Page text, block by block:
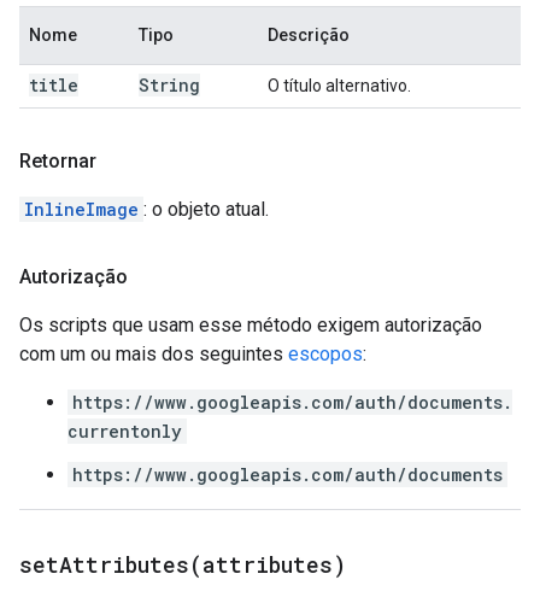
Nome Tipo Descrição
title String O título alternativo.
Retornar
InlineImage : o objeto atual.
Autorização
Os scripts que usam esse método exigem autorização
com um ou mais dos seguintes escopos:
https://www.googleapis.com/auth/documents.
currentonly
https://www.googleapis.com/auth/documents
setAttributes(attributes)